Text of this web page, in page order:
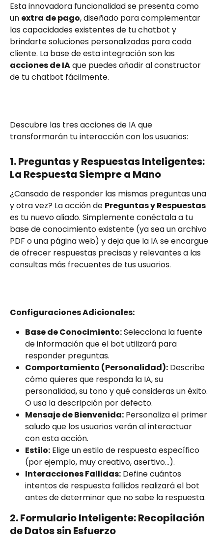
Esta innovadora funcionalidad se presenta como
un extra de pago, diseñado para complementar
las capacidades existentes de tu chatbot y
brindarte soluciones personalizadas para cada
cliente. La base de esta integración son las
acciones de IA que puedes añadir al constructor
de tu chatbot fácilmente.
Descubre las tres acciones de IA que
transformarán tu interacción con los usuarios:
1. Preguntas y Respuestas Inteligentes:
La Respuesta Siempre a Mano
¿Cansado de responder las mismas preguntas una
y otra vez? La acción de Preguntas y Respuestas
es tu nuevo aliado. Simplemente conéctala a tu
base de conocimiento existente (ya sea un archivo
PDF o una página web) y deja que la IA se encargue
de ofrecer respuestas precisas y relevantes a las
consultas más frecuentes de tus usuarios.
Configuraciones Adicionales:
Base de Conocimiento: Selecciona la fuente
de información que el bot utilizará para
responder preguntas.
Comportamiento (Personalidad): Describe
cómo quieres que responda la IA, su
personalidad, su tono y qué consideras un éxito.
O usa la descripción por defecto.
Mensaje de Bienvenida: Personaliza el primer
saludo que los usuarios verán al interactuar
con esta acción.
Estilo: Elige un estilo de respuesta específico
(por ejemplo, muy creativo, asertivo...).
Interacciones Fallidas: Define cuántos
intentos de respuesta fallidos realizará el bot
antes de determinar que no sabe la respuesta.
2. Formulario Inteligente: Recopilación
de Datos sin Esfuerzo